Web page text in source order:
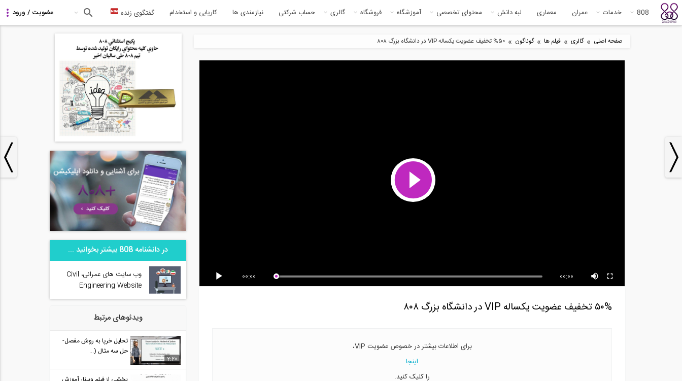
808 خدمات عمران معماری لبه دانش محتوای تخصصی آموزشگاه فروشگاه گالری حساب شرکتی نیازمندی ها کاریابی و استخدام گفتگوی زنده
صفحه اصلی » گالری » فیلم ها » گوناگون » ۵۰% تخفيف عضويت يكساله VIP در دانشگاه بزرگ ٨٠٨
00:00 00:00
۵۰% تخفيف عضويت يكساله VIP در دانشگاه بزرگ ٨٠٨
برای اطلاعات بیشتر در خصوص عضویت VIP،
اینجا
را کلیک کنید.
در دانشنامه 808 بیشتر بخوانید ...
وب سایت های عمرانی، Civil
Engineering Website
ویدئوهای مرتبط
2:20
تحلیل خرپا به روش مفصل-
حل سه مثال (...